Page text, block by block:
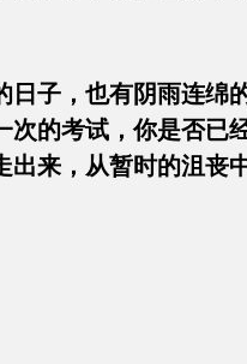
子，也有阴雨连绵
的考试，你是否已
来，从暂时的沮丧
们学习更上